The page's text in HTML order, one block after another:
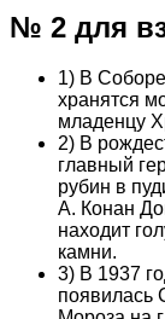
№ 2 для
1) В
хранятся
младенцу
2) В
главный
рубин в
А. Конан
находит
камни.
3) В 1937
появилась